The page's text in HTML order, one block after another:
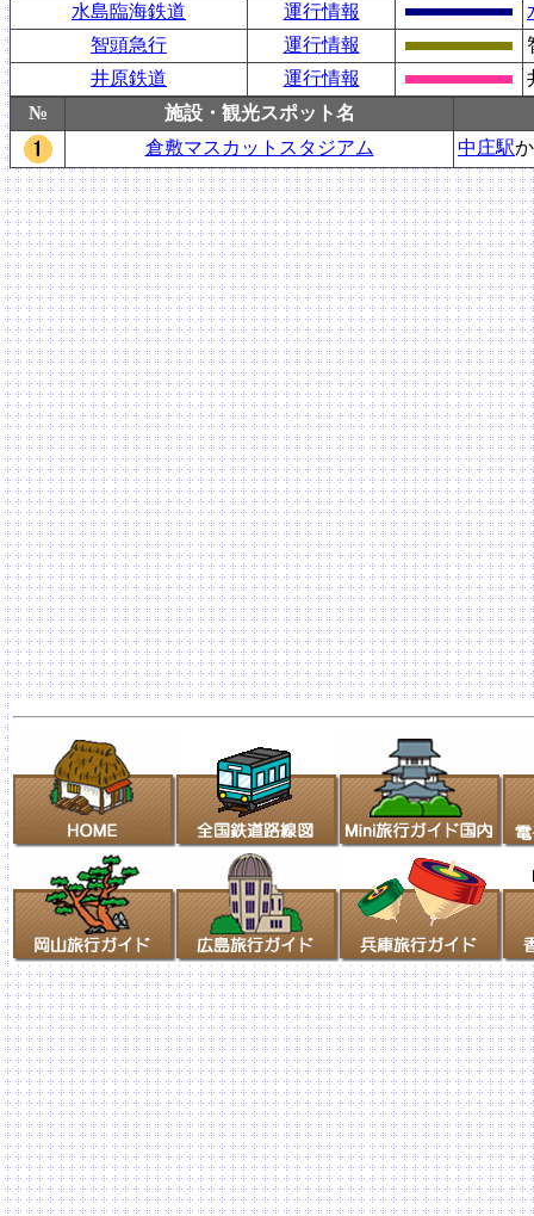
水島臨海鉄道
運行情報
智頭急行
運行情報
井原鉄道
運行情報
№
施設・観光スポット名
倉敷マスカットスタジアム
中庄駅